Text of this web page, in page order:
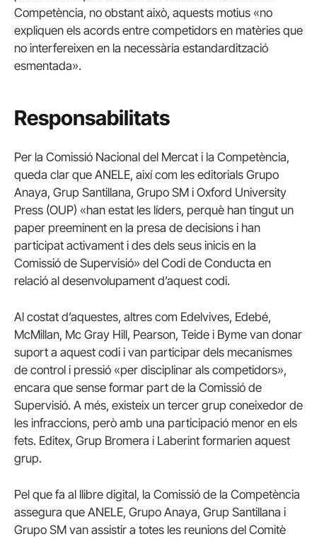
Competència, no obstant això, aquests motius «no
expliquen els acords entre competidors en matèries que
no interfereixen en la necessària estandardització
esmentada».
Responsabilitats
Per la Comissió Nacional del Mercat i la Competència,
queda clar que ANELE, així com les editorials Grupo
Anaya, Grup Santillana, Grupo SM i Oxford University
Press (OUP) «han estat les líders, perquè han tingut un
paper preeminent en la presa de decisions i han
participat activament i des dels seus inicis en la
Comissió de Supervisió» del Codi de Conducta en
relació al desenvolupament d’aquest codi.
Al costat d’aquestes, altres com Edelvives, Edebé,
McMillan, Mc Gray Hill, Pearson, Teide i Byme van donar
suport a aquest codi i van participar dels mecanismes
de control i pressió «per disciplinar als competidors»,
encara que sense formar part de la Comissió de
Supervisió. A més, existeix un tercer grup coneixedor de
les infraccions, però amb una participació menor en els
fets. Editex, Grup Bromera i Laberint formarien aquest
grup.
Pel que fa al llibre digital, la Comissió de la Competència
assegura que ANELE, Grupo Anaya, Grup Santillana i
Grupo SM van assistir a totes les reunions del Comitè